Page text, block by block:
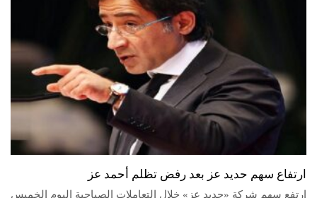
ارتفاع سهم حديد عز بعد رفض تظلم أحمد عز
ارتفع سهم شركة «حديد عز» خلال التعاملات الصباحية اليوم الخميس